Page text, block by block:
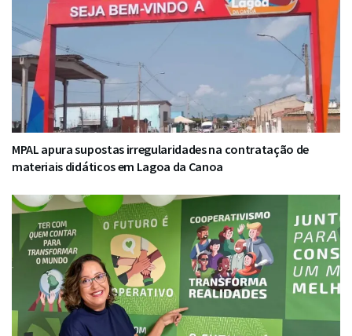
MPAL apura supostas irregularidades na contratação de
materiais didáticos em Lagoa da Canoa